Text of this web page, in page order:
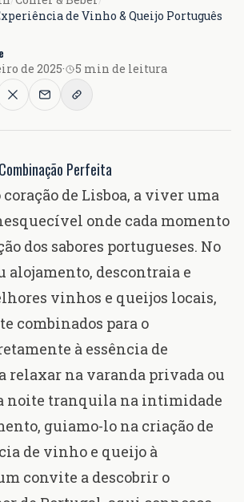
de Vinho & Queijo Português
de 2025· 5 min de leitura
Perfeita
de Lisboa, a viver uma
onde cada momento
dos sabores portugueses. No
alojamento, descontraia e
vinhos e queijos locais,
combinados para o
à essência de
relaxar na varanda privada ou
noite tranquila na intimidade
guiamo-lo na criação de
de vinho e queijo à
convite a descobrir o